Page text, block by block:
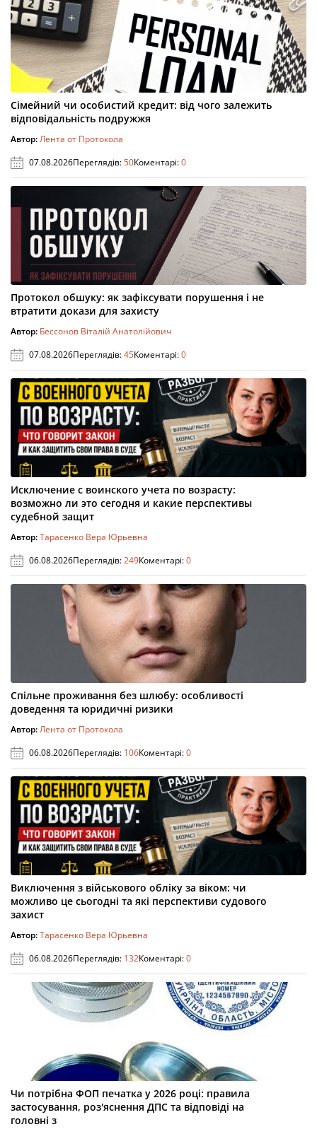
Сімейний чи особистий кредит: від чого залежить
відповідальність подружжя
Автор:Лента от Протокола
07.08.2026Переглядів:50Коментарі:0
Протокол обшуку: як зафіксувати порушення і не
втратити докази для захисту
Автор: Бессонов Віталій Анатолійович
07.08.2026Переглядів:45Коментарі:0
Исключение с воинского учета по возрасту:
возможно ли это сегодня и какие перспективы
судебной защит
Автор:Тарасенко Вера Юрьевна
06.08.2026Переглядів:249Коментарі:0
Спільне проживання без шлюбу: особливості
доведення та юридичні ризики
Автор:Лента от Протокола
06.08.2026Переглядів: 106Коментарі:0
Виключення з військового обліку за віком: чи
можливо це сьогодні та які перспективи судового
захист
Автор:Тарасенко Вера Юрьевна
06.08.2026Переглядів: 132Коментарі:0
Чи потрібна ФОП печатка у 2026 році: правила
застосування, роз'яснення ДПС та відповіді на
головні з